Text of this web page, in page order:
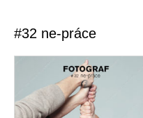
#32 ne-práce